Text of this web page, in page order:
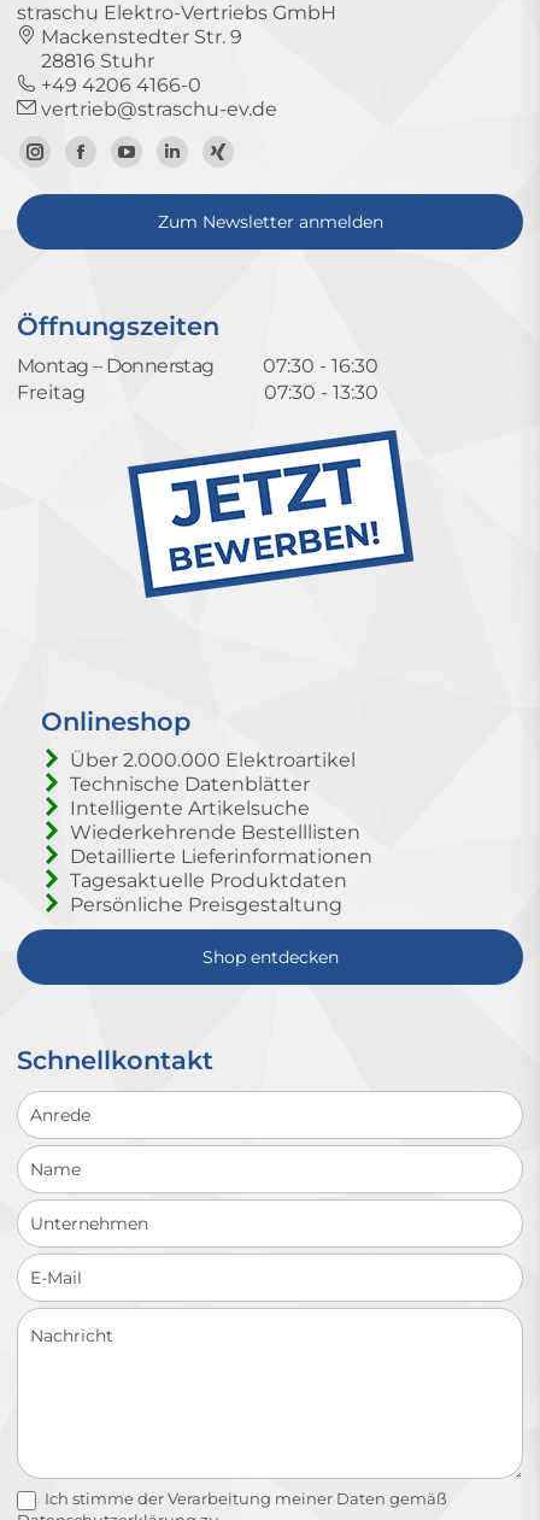
straschu Elektro-Vertriebs GmbH
Mackenstedter Str. 9
28816 Stuhr
+49 4206 4166-0
vertrieb@straschu-ev.de
Zum
Instagram-
Zur
Facebook-
Zum
YouTube-
Kanal
Zum
LinkedIn-
Profil
Zum
Xing-
Profil
Zum Newsletter anmelden
Öffnungszeiten
Montag – Donnerstag
07:30 - 16:30
Freitag
07:30 - 13:30
Onlineshop
Über 2.000.000 Elektroartikel
Technische Datenblätter
Intelligente Artikelsuche
Wiederkehrende Bestelllisten
Detaillierte Lieferinformationen
Tagesaktuelle Produktdaten
Persönliche Preisgestaltung
Shop entdecken
Schnellkontakt
Schnellkontakt
Ich stimme der Verarbeitung meiner Daten gemäß